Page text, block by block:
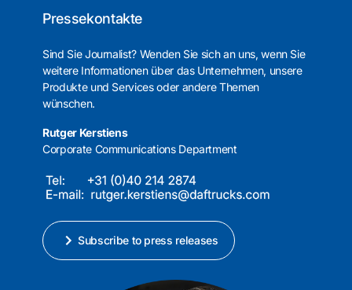
Pressekontakte
Sind Sie Journalist? Wenden Sie sich an uns, wenn Sie
weitere Informationen über das Unternehmen, unsere
Produkte und Services oder andere Themen
wünschen.
Rutger Kerstiens
Corporate Communications Department
Subscribe to press releases